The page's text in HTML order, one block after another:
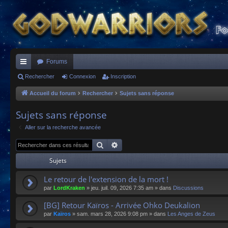
ac
co
s
Forums
Rechercher Connexion Inscription
Accueil du forum Rechercher Sujets sans réponse
Sujets sans réponse
Aller sur la recherche avancée
Rechercher
Sujets
Le retour de l'extension de la mort !
par LordKraken » jeu. juil. 09, 2026 7:35 am » dans Discussions
[BG] Retour Kaïros - Arrivée Ohko Deukalion
par Kaïros » sam. mars 28, 2026 9:08 pm » dans Les Anges de Zeus